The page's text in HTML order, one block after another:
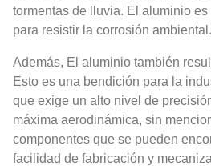
tormentas de lluvia. El aluminio es
para resistir la corrosión
Además, El aluminio también
Esto es una bendición para la
que exige un alto nivel de
máxima aerodinámica, sin
componentes que se pueden
facilidad de fabricación y